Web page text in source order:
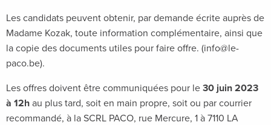
Les candidats peuvent obtenir, par demande écrite auprès de
Madame Kozak, toute information complémentaire, ainsi que
la copie des documents utiles pour faire offre. (info@le-
paco.be).
Les offres doivent être communiquées pour le30 juin 2023
à 12hau plus tard, soit en main propre, soit ou par courrier
recommandé, à la SCRL PACO, rue Mercure, 1 à 7110 LA